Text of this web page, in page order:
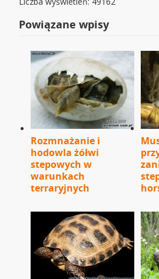
Powiązane wpisy
Rozmnażanie i
hodowla żółwi
stepowych w
warunkach
terraryjnych